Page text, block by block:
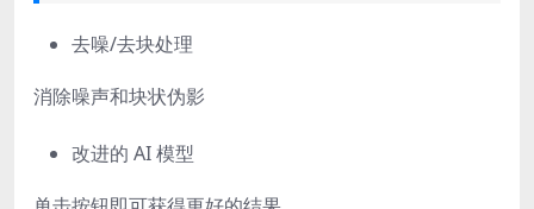
去噪/去块处理
消除噪声和块状伪影
改进的 AI 模型